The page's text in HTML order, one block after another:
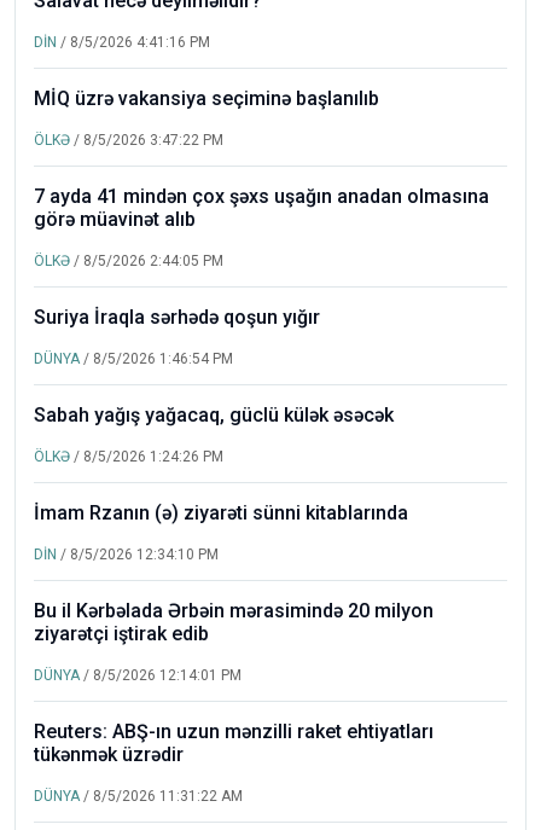
DİN / 8/5/2026 4:41:16 PM
MİQ üzrə vakansiya seçiminə başlanılıb
ÖLKƏ / 8/5/2026 3:47:22 PM
7 ayda 41 mindən çox şəxs uşağın anadan olmasına
görə müavinət alıb
ÖLKƏ / 8/5/2026 2:44:05 PM
Suriya İraqla sərhədə qoşun yığır
DÜNYA / 8/5/2026 1:46:54 PM
Sabah yağış yağacaq, güclü külək əsəcək
ÖLKƏ / 8/5/2026 1:24:26 PM
İmam Rzanın (ə) ziyarəti sünni kitablarında
DİN / 8/5/2026 12:34:10 PM
Bu il Kərbəlada Ərbəin mərasimində 20 milyon
ziyarətçi iştirak edib
DÜNYA / 8/5/2026 12:14:01 PM
Reuters: ABŞ-ın uzun mənzilli raket ehtiyatları
tükənmək üzrədir
DÜNYA / 8/5/2026 11:31:22 AM